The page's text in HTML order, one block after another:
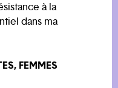
à la
dans ma
FEMMES